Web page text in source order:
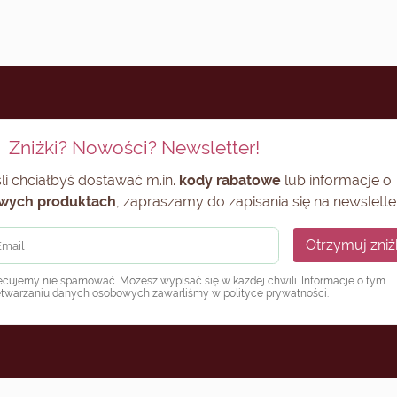
Zniżki? Nowości? Newsletter!
chciałbyś dostawać m.in. kody rabatowelub informacje o
produktach, zapraszamy do zapisania się na
Otrzymuj
nie spamować. Możesz wypisać się w każdej chwili. Informacje o tym
danych osobowych zawarliśmy w polityce prywatności.